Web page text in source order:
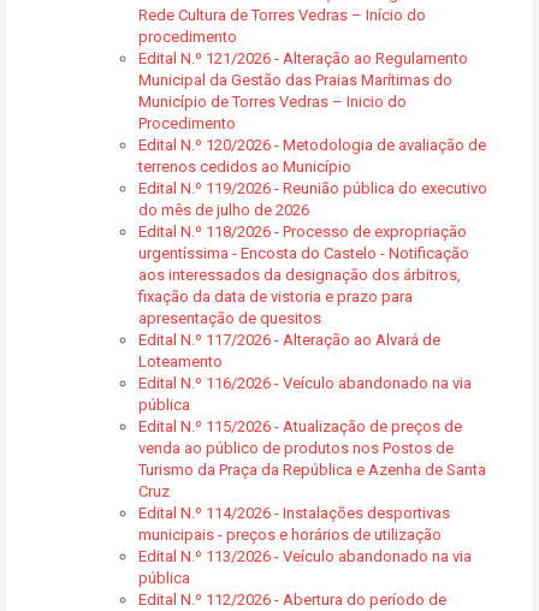
Rede Cultura de Torres Vedras – Início do
procedimento
Edital N.º 121/2026 - Alteração ao Regulamento
Municipal da Gestão das Praias Marítimas do
Município de Torres Vedras – Inicio do
Procedimento
Edital N.º 120/2026 - Metodologia de avaliação de
terrenos cedidos ao Município
Edital N.º 119/2026 - Reunião pública do executivo
do mês de julho de 2026
Edital N.º 118/2026 - Processo de expropriação
urgentíssima - Encosta do Castelo - Notificação
aos interessados da designação dos árbitros,
fixação da data de vistoria e prazo para
apresentação de quesitos
Edital N.º 117/2026 - Alteração ao Alvará de
Loteamento
Edital N.º 116/2026 - Veículo abandonado na via
pública
Edital N.º 115/2026 - Atualização de preços de
venda ao público de produtos nos Postos de
Turismo da Praça da República e Azenha de Santa
Cruz
Edital N.º 114/2026 - Instalações desportivas
municipais - preços e horários de utilização
Edital N.º 113/2026 - Veículo abandonado na via
pública
Edital N.º 112/2026 - Abertura do período de